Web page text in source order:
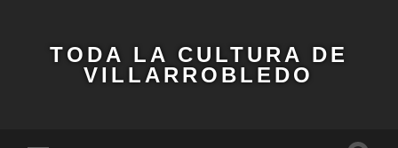
TODA LA CULTURA DE
VILLARROBLEDO